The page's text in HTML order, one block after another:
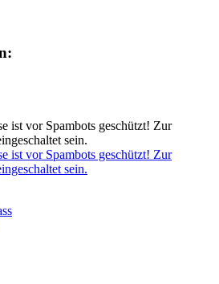
ist vor Spambots geschützt! Zur
sein.
ist vor Spambots geschützt! Zur
sein.